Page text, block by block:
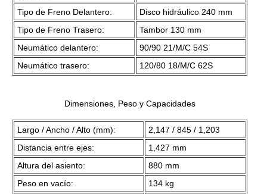
Tipo de Freno Delantero:
Disco hidráulico 240 mm
Tipo de Freno Trasero:
Tambor 130 mm
Neumático delantero:
90/90 21/M/C 54S
Neumático trasero:
120/80 18/M/C 62S
Dimensiones, Peso y Capacidades
Largo / Ancho / Alto (mm):
2,147 / 845 / 1,203
Distancia entre ejes:
1,427 mm
Altura del asiento:
880 mm
Peso en vacío:
134 kg